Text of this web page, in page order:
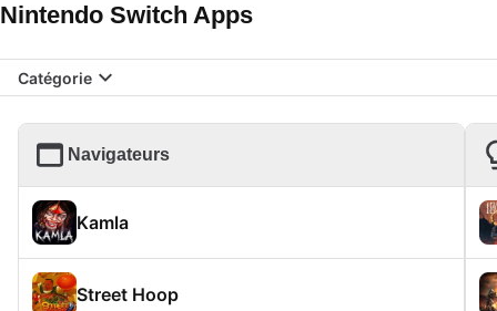
Nintendo Switch Apps
Catégorie
Navigateurs
Kamla
Street Hoop